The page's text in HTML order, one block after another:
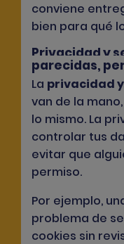
conviene
bien para qué
Privacidad y
parecidas,
La privacidad
van de la
lo mismo. La
controlar tus
evitar que
permiso.
Por ejemplo,
problema de
cookies sin